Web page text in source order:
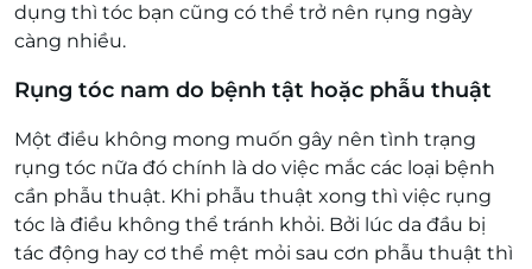
dụng thì tóc bạn cũng có thể trở nên rụng ngày
càng nhiều.
Rụng tóc nam do bệnh tật hoặc phẫu thuật
Một điều không mong muốn gây nên tình trạng
rụng tóc nữa đó chính là do việc mắc các loại bệnh
cần phẫu thuật. Khi phẫu thuật xong thì việc rụng
tóc là điều không thể tránh khỏi. Bởi lúc da đầu bị
tác động hay cơ thể mệt mỏi sau cơn phẫu thuật thì